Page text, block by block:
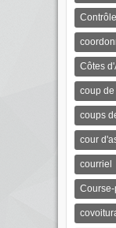
Côtes
coup de
coups
cour
courriel